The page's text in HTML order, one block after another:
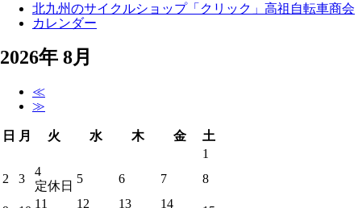
北九州のサイクルショップ「クリック」高祖自転車商会
カレンダー
2026年 8月
≪
≫
日 月 火 水 木 金
土
1
2
3
4
定休日
5 6 7 8
11
12
13
14